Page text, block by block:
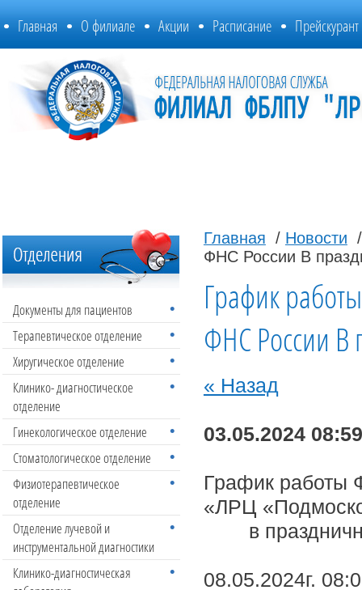
Главная О филиале Акции Расписание Прейскурант
Главная / Новости
ФНС России В
График
ФНС России В
« Назад
03.05.2024 08:59
График
«ЛРЦ
в
08.05.2024г.
Документы для пациентов
Терапевтическое отделение
Хиругическое отделение
Клинико- диагностическое
отделение
Гинекологическое отделение
Стоматологическое отделение
Физиотерапевтическое
отделение
Отделение лучевой и
инструментальной диагностики
Клинико-диагностическая